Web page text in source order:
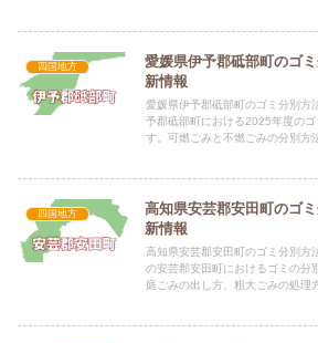
四国地方
愛媛県伊予郡砥部町のゴ
新情報
愛媛県伊予郡砥部町のゴミ分別方
予郡砥部町における2025年度の
す。可燃ごみと不燃ごみの分別方
四国地方
高知県安芸郡安田町のゴ
新情報
高知県安芸郡安田町のゴミ分別
の安芸郡安田町におけるゴミの分
庭ごみの出し方、粗大ごみの処理